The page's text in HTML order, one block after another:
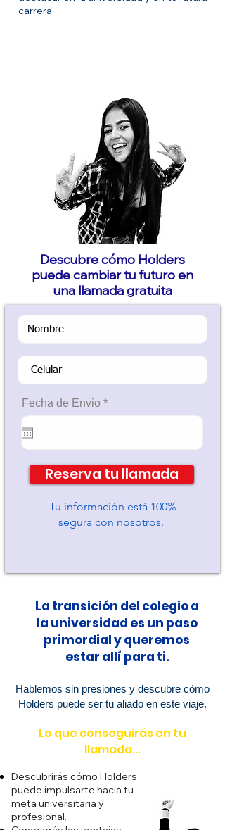
carrera.
Descubre cómo Holders
puede cambiar tu futuro en
una llamada gratuita
Fecha de Envio *r
e
i
e
d
Reserva tu llamada
Tu información está 100%
segura con nosotros.
La transición del colegio a
la universidad es un paso
primordial y queremos
estar allí para ti.
Hablemos sin presiones y descubre cómo
Holders puede ser tu aliado en este viaje.
Lo que conseguirás en tu
llamada...
Descubrirás cómo Holders
puede impulsarte hacia tu
meta universitaria y
profesional.